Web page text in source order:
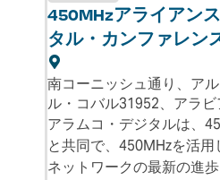
450MHzアライアン
タル・カンファレン
南コーニッシュ通り、ア
ル・コバル31952、アラ
アラムコ・デジタルは、
と共同で、450MHzを活用
ネットワークの最新の進